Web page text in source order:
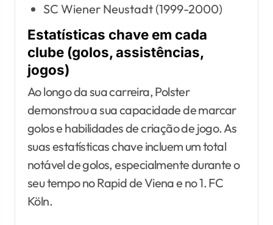
SC Wiener Neustadt (1999-2000)
Estatísticas chave em cada
clube (golos, assistências,
jogos)
Ao longo da sua carreira, Polster
demonstrou a sua capacidade de marcar
golos e habilidades de criação de jogo. As
suas estatísticas chave incluem um total
notável de golos, especialmente durante o
seu tempo no Rapid de Viena e no 1. FC
Köln.